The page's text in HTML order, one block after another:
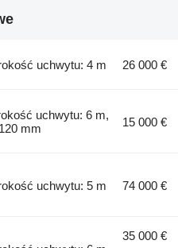
uchwytu: 4 m 26 000 €
uchwytu: 6 m,
mm
15 000 €
uchwytu: 5 m 74 000 €
35 000 €